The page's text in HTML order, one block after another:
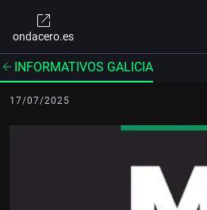
ondacero.es
INFORMATIVOS GALICIA
17/07/2025